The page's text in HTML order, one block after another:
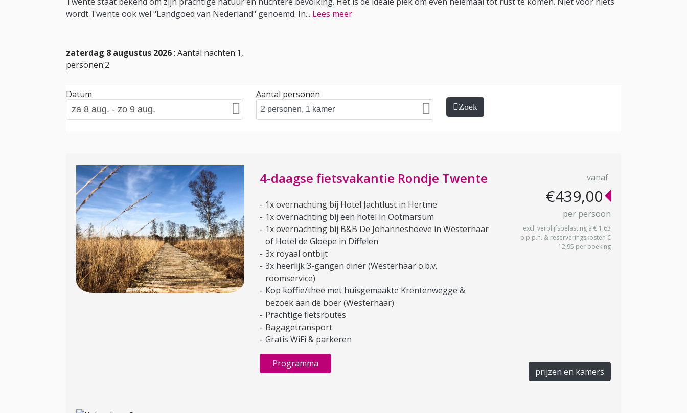
wordt Twente ook wel "Landgoed van Nederland" genoemd. In... Lees meer
zaterdag 8 augustus 2026: Aantal nachten:1,
personen:2
Datum Aantal personen
Zoek
4-daagse fietsvakantie Rondje Twente
1x overnachting bij Hotel Jachtlust in Hertme
1x overnachting bij een hotel in Ootmarsum
1x overnachting bij B&B De Johanneshoeve in Westerhaar
of Hotel de Gloepe in Diffelen
3x royaal ontbijt
3x heerlijk 3-gangen diner (Westerhaar o.b.v.
roomservice)
Kop koffie/thee met huisgemaakte Krentenwegge &
bezoek aan de boer (Westerhaar)
Prachtige fietsroutes
Bagagetransport
Gratis WiFi & parkeren
Programma
vanaf
€439,00
per persoon
excl. verblijfsbelasting à € 1,63
p.p.p.n. & reserveringskosten €
12,95 per boeking
prijzen en kamers